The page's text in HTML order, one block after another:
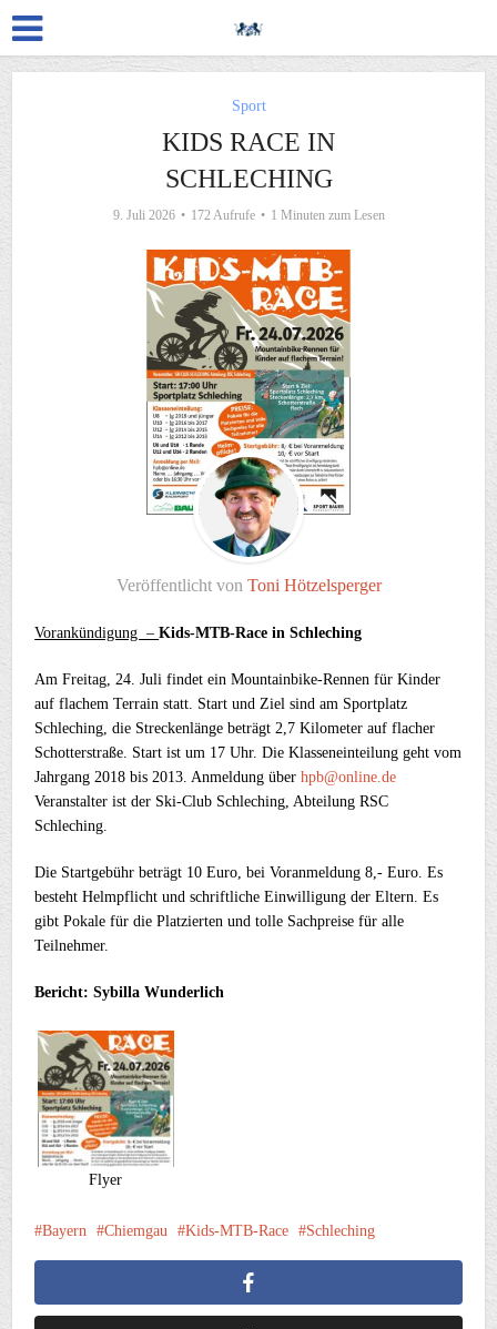
Sport
KIDS RACE IN
SCHLECHING
9. Juli 2026 172 Aufrufe 1 Minuten zum Lesen
Veröffentlicht von Toni Hötzelsperger
Vorankündigung –Kids-MTB-Race in Schleching
Am Freitag, 24. Juli findet ein Mountainbike-Rennen für Kinder
auf flachem Terrain statt. Start und Ziel sind am Sportplatz
Schleching, die Streckenlänge beträgt 2,7 Kilometer auf flacher
Schotterstraße. Start ist um 17 Uhr. Die Klasseneinteilung geht vom
Jahrgang 2018 bis 2013. Anmeldung überhpb@online.de
Veranstalter ist der Ski-Club Schleching, Abteilung RSC
Schleching.
Die Startgebühr beträgt 10 Euro, bei Voranmeldung 8,- Euro. Es
besteht Helmpflicht und schriftliche Einwilligung der Eltern. Es
gibt Pokale für die Platzierten und tolle Sachpreise für alle
Teilnehmer.
Bericht: Sybilla Wunderlich
Flyer
Bayern Chiemgau Kids-MTB-Race Schleching